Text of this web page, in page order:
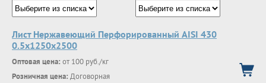
Лист Нержавеющий Перфорированный AISI 430
0.5х1250х2500
Оптовая цена: от 100 руб./кг
Розничная цена: Договорная